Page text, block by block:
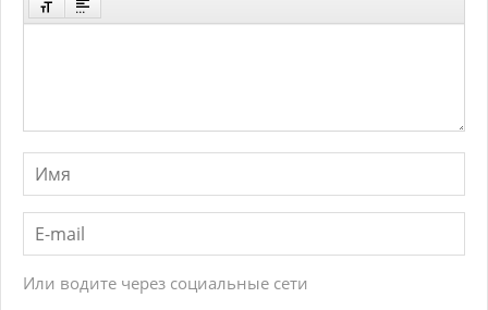
Или водите через социальные сети